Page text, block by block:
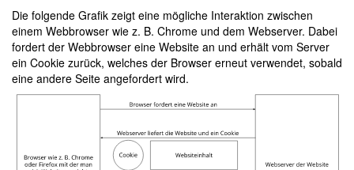
Die folgende Grafik zeigt eine mögliche Interaktion zwischen
einem Webbrowser wie z. B. Chrome und dem Webserver. Dabei
fordert der Webbrowser eine Website an und erhält vom Server
ein Cookie zurück, welches der Browser erneut verwendet, sobald
eine andere Seite angefordert wird.